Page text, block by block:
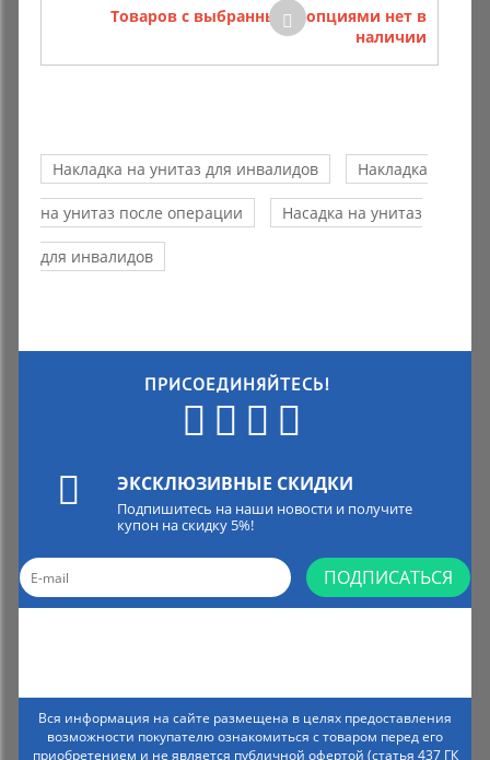
Товаров с выбранными опциями нет в
наличии
Накладка на унитаз для инвалидов Накладка
на унитаз после операции Насадка на унитаз
для инвалидов
ПРИСОЕДИНЯЙТЕСЬ!
ЭКСКЛЮЗИВНЫЕ СКИДКИ
Подпишитесь на наши новости и получите
купон на скидку 5%!
ПОДПИСАТЬСЯ
Вся информация на сайте размещена в целях предоставления
возможности покупателю ознакомиться с товаром перед его
приобретением и не является публичной офертой (статья 437 ГК